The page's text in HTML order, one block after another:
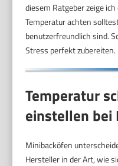
diesem Ratgeber zeige
Temperatur achten
benutzerfreundlich sind.
Stress perfekt zubereiten.
Temperatur
einstellen bei
Minibacköfen
Hersteller in der Art, wie